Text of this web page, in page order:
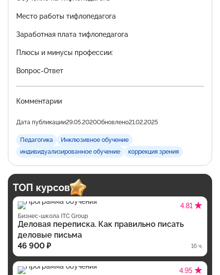
Место работы тифлопедагога
Заработная плата тифлопедагога
Плюсы и минусы профессии:
Вопрос-Ответ
Комментарии
Дата публикации29.05.2020Обновлено21.02.2025
Педагогика
Инклюзивное обучение
индивидуализированное обучение
коррекция зрения
ТОП курсов
4.81
Бизнес-школа ITC Group
Деловая переписка. Как правильно писать
деловые письма
46 900 ₽
16 ч.
4.95